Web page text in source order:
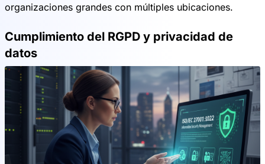
organizaciones grandes con múltiples ubicaciones.
Cumplimiento del RGPD y privacidad de
datos